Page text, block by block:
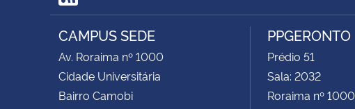
RSS
CAMPUS SEDE
Av. Roraima nº 1000
Cidade Universitária
Bairro Camobi
PPGERONTO
Prédio 51
Sala: 2032
Roraima nº 1000